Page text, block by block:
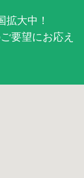
大中！
要望にお応え